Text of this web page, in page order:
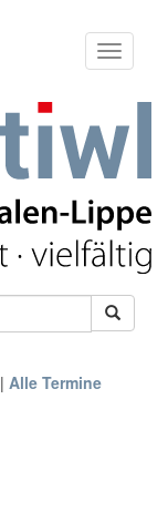
| Alle Termine